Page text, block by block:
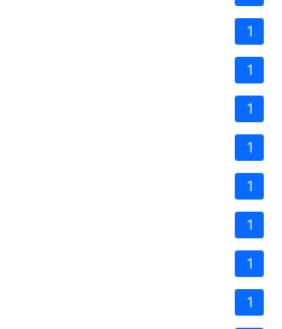
1
1
1
1
1
1
1
1